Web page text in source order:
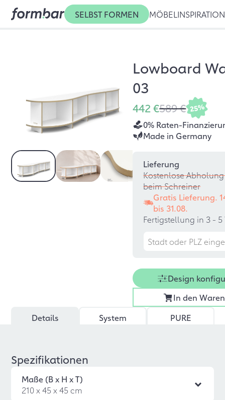
SELBST FORMEN MÖBEL INSPIRATION
Lowboard
03
442 €589 € 25%
0% Raten-
Made in Germany
Lieferung
Kostenlose
beim Schreiner
Gratis Lieferung.
bis 31.08.
Fertigstellung in 3 -
Design
In den
Details
System PURE
Spezifikationen
Maße (B x H x T)
210 x 45 x 45 cm